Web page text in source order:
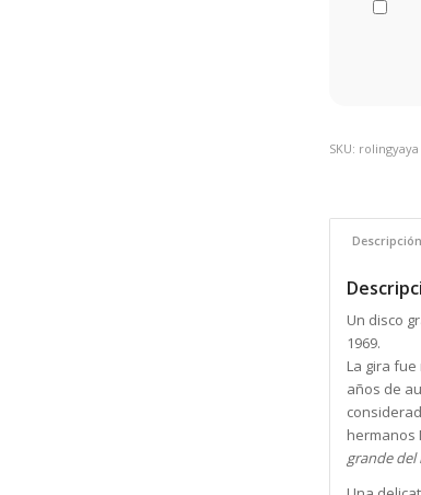
SKU: rolingyaya
Descripción
Un disco
1969.
La gira
años de
hermanos
grande